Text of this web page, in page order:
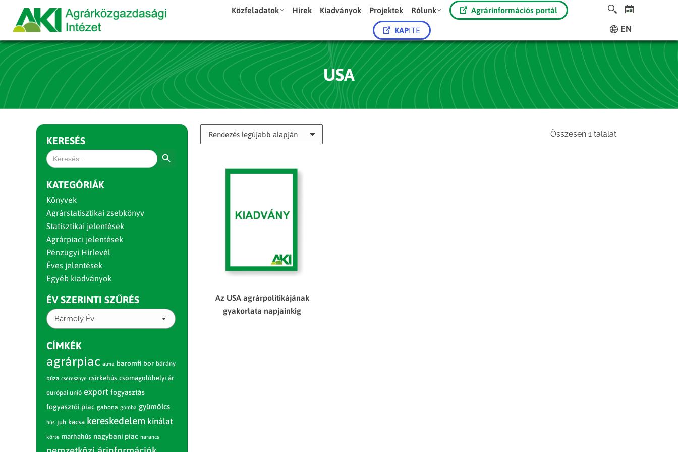
Közfeladatok Hírek Kiadványok Projektek Rólunk Agrárinformációs portál
KAPITE EN
USA
Összesen 1 találat
Az USA agrárpolitikájának
gyakorlata napjainkig
KERESÉS
Search
for:
KATEGÓRIÁK
Könyvek
Agrárstatisztikai zsebkönyv
Statisztikai jelentések
Agrárpiaci jelentések
Pénzügyi Hírlevél
Éves jelentések
Egyéb kiadványok
ÉV SZERINTI SZŰRÉS
Bármely Év
CÍMKÉK
agrárpiac alma baromfi bor bárány
búza cseresznye csirkehús csomagolóhelyi ár
európai unió export fogyasztás
fogyasztói piac gabona gomba gyümölcs
hús juh kacsa kereskedelem kínálat
körte marhahús nagybani piac narancs